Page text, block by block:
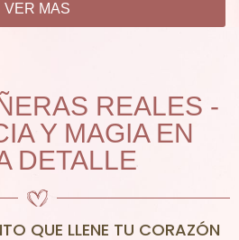
VER MAS
REALES -
Y MAGIA EN
DETALLE
QUE LLENE TU CORAZÓN